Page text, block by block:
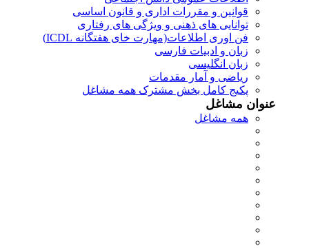
قوانین و مقررات اداری و قانون اساسی
توانایی های ذهنی و ویژگی های رفتاری
فن اوری اطلاعات(مهارت خای هفتگانه ICDL)
زبان و ادبیات فارسی
زبان انگلیسی
ریاضی و آمار مقدمات
پکیج کامل بخش مشترک همه مشاغل
عنوان مشاغل
همه مشاغل